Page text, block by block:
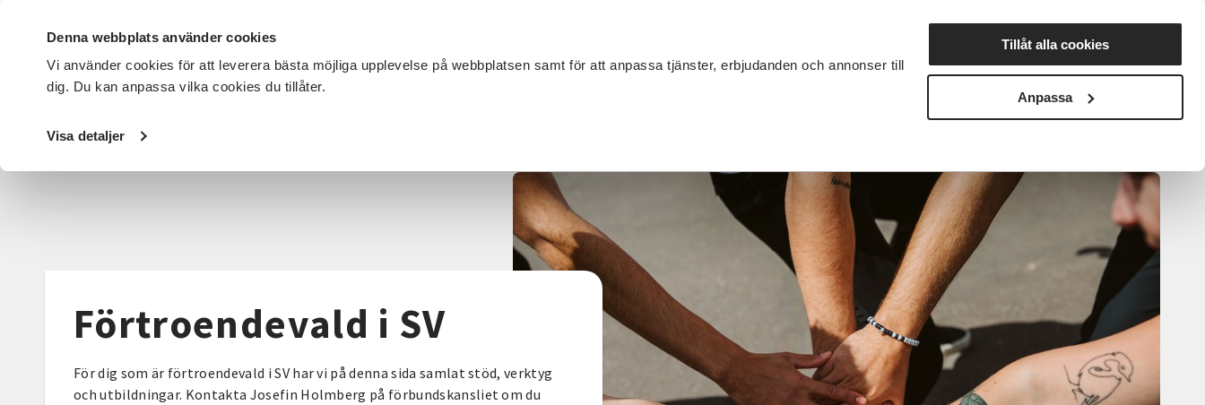
Denna webbplats använder cookies
Vi använder cookies för att leverera bästa möjliga upplevelse på webbplatsen samt för att anpassa tjänster, erbjudanden och annonser till
dig. Du kan anpassa vilka cookies du tillåter.
Visa detaljer
Tillåt alla cookies
Anpassa
DET HÄR GÖR VI FÖR DIG SOM SÖK KURSER OCH EVENEMANG Nyheter Avdelningar
Startsida / För dig som
Förtroendevald i SV
För dig som är förtroendevald i SV har vi på denna sida samlat stöd, verktyg
och utbildningar. Kontakta Josefin Holmberg på förbundskansliet om du